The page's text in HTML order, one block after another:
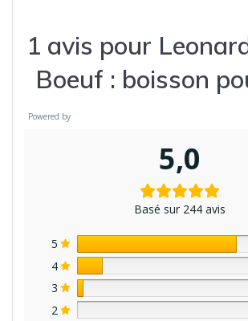
1 avis pour
Boeuf : boisson
Powered by
5,0
Basé sur 244 avis
5
4
3
2